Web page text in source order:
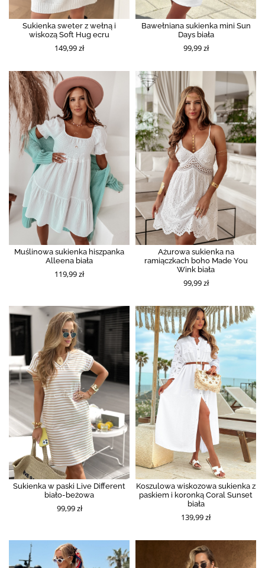
Sukienka sweter z wełną i
wiskozą Soft Hug ecru
149,99 zł
Bawełniana sukienka mini Sun
Days biała
99,99 zł
Muślinowa sukienka hiszpanka
Alleena biała
119,99 zł
Ażurowa sukienka na
ramiączkach boho Made You
Wink biała
99,99 zł
Sukienka w paski Live Different
biało-beżowa
99,99 zł
Koszulowa wiskozowa sukienka z
paskiem i koronką Coral Sunset
biała
139,99 zł